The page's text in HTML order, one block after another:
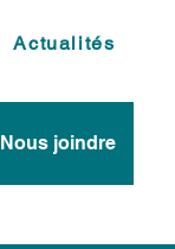
Actualités
Nous joindre